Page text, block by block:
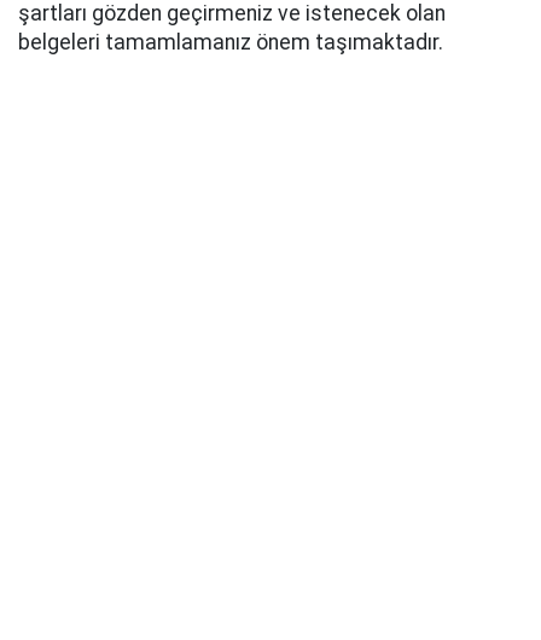
şartları gözden geçirmeniz ve istenecek olan
belgeleri tamamlamanız önem taşımaktadır.